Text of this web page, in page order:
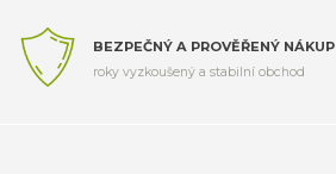
BEZPEČNÝ A PROVĚŘENÝ NÁKUP
roky vyzkoušený a stabilní obchod